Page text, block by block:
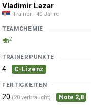
Vladimir Lazar
Trainer · 40 Jahre
TEAMCHEMIE
2
TRAINERPUNKTE
4 C-Lizenz
FERTIGKEITEN
20 (20 verbraucht) Note 2,8